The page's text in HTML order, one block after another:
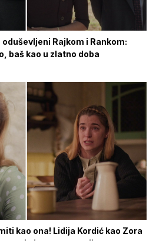
Rajkom i Rankom:
baš kao u zlatno doba
kao ona! Lidija Kordić kao Zora